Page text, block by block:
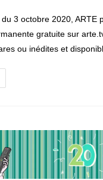
3 octobre 2020, ARTE
gratuite sur
ou inédites et